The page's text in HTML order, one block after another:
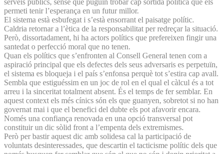
permeti tenir l’esperança en un futur millor.
El sistema està esbufegat i s’està ensorrant el paisatge polític.
Caldria retornar a l’ètica de la responsabilitat per redreçar la situació.
Però, dissortadament, hi ha actors polítics que prefereixen fingir una
santedat o perfecció moral que no tenen.
Quan els polítics que s’enfronten al Consell General tenen com a
aspiració principal que els defectes dels seus adversaris es perpetuïn,
el sistema es bloqueja i el país s’enfonsa perquè tot s’estira cap avall.
Sembla que estiguéssim en un joc de rol en el qual el càlcul és a tot
arreu i la sinceritat totalment absent. És el temps de fer semblar. En
aquest context els més cínics són els que guanyen, sobretot si no han
governat mai i que el benefici del dubte els pot afavorir encara.
Només una confiança renovada en una opció transversal pot
constituir un dic sòlid front a l’empenta dels extremismes.
Però per bastir aquest dic amb solidesa cal la participació de
voluntats desinteressades, que descartin el tacticisme polític dels que